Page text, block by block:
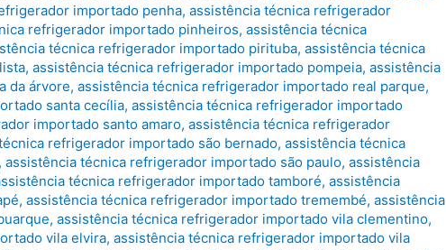
importado penha, assistência técnica refrigerador
refrigerador importado pinheiros, assistência técnica
técnica refrigerador importado pirituba, assistência técnica
, assistência técnica refrigerador importado pompeia, assistência
da árvore, assistência técnica refrigerador importado real parque,
santa cecília, assistência técnica refrigerador importado
importado santo amaro, assistência técnica refrigerador
refrigerador importado são bernado, assistência técnica
, assistência técnica refrigerador importado são paulo, assistência
técnica refrigerador importado tamboré, assistência
, assistência técnica refrigerador importado tremembé, assistência
, assistência técnica refrigerador importado vila clementino,
vila elvira, assistência técnica refrigerador importado vila